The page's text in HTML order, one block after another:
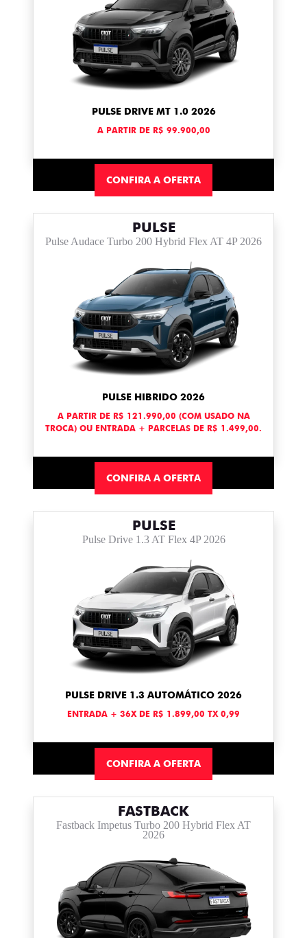
PULSE DRIVE MT 1.0 2026
A PARTIR DE R$ 99.900,00
CONFIRA A OFERTA
PULSE
Pulse Audace Turbo 200 Hybrid Flex AT 4P 2026
PULSE HIBRIDO 2026
A PARTIR DE R$ 121.990,00 (COM USADO NA
TROCA) OU ENTRADA + PARCELAS DE R$ 1.499,00.
CONFIRA A OFERTA
PULSE
Pulse Drive 1.3 AT Flex 4P 2026
PULSE DRIVE 1.3 AUTOMÁTICO 2026
ENTRADA + 36X DE R$ 1.899,00 TX 0,99
CONFIRA A OFERTA
FASTBACK
Fastback Impetus Turbo 200 Hybrid Flex AT
2026